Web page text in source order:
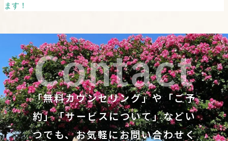
ます！
Contact
「無料カウンセリング」や「ご予
約」「サービスについて」などい
つでも、お気軽にお問い合わせく